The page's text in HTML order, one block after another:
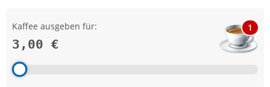
Kaffee ausgeben für:
3,00 €
1